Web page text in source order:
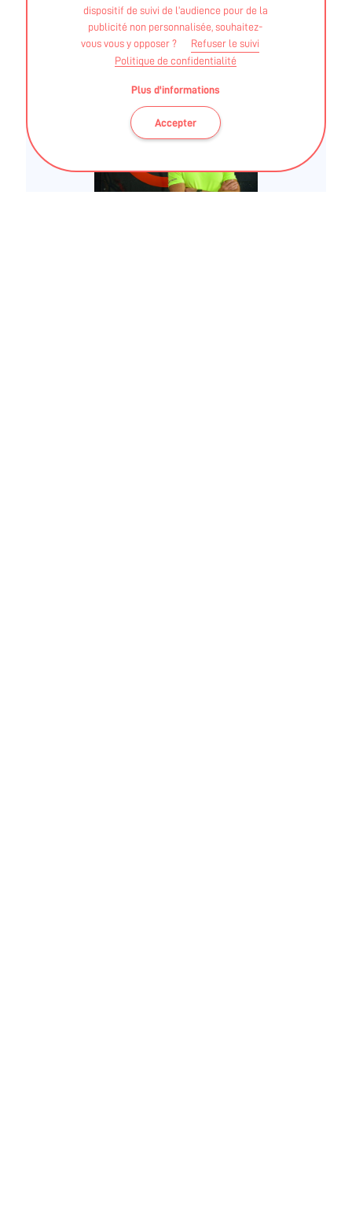
dispositif de suivi de l’audience pour de la
publicité non personnalisée, souhaitez-
vous vous y opposer ?
Refuser le suivi
Politique de confidentialité
Plus d'informations
Accepter
Autre - Instructeur Pilates
Diplôme fédéral - FF Football - Initiateur 1er degré